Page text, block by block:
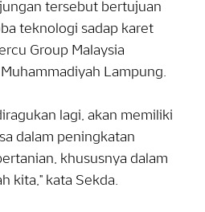
tersebut bertujuan
teknologi sadap karet
Group Malaysia
Lampung.
lagi, akan memiliki
dalam peningkatan
khususnya dalam
kita," kata Sekda.